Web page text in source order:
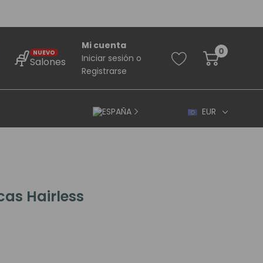
NUEVO
Salones
Mi cuenta
Iniciar sesión o
Registrarse
0
ESPAÑA EUR
Hairless